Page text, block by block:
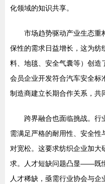
化领域的知识共享。
市场趋势驱动产业生态重
保性的需求日益增长，这为纺
料、地毯、安全气囊等）创造
会员企业开发符合汽车安全标
制造商建立长期合作关系，共
跨界融合也面临挑战。行
需满足严格的耐用性、安全性
对宽松。这要求纺织企业加
求。人才短缺问题凸显——既
人才稀缺，亟需行业协会与企